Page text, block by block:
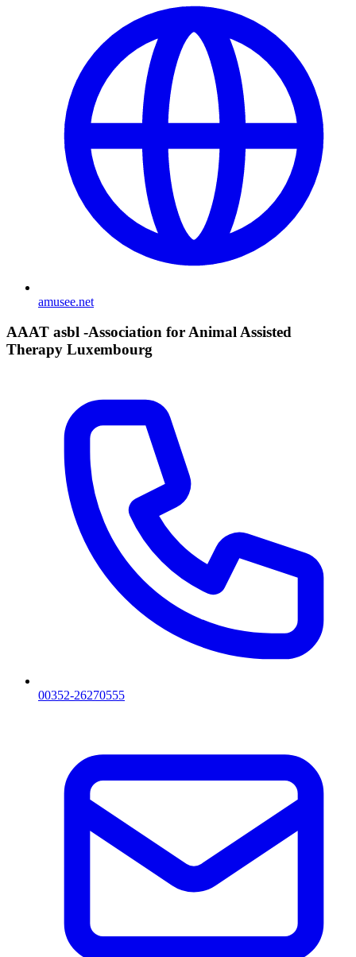
amusee.net
AAAT asbl -Association for Animal Assisted
Therapy Luxembourg
00352-26270555